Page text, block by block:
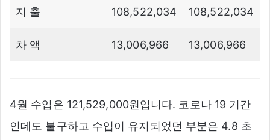
지 출 108,522,034 108,522,034
차 액 13,006,966 13,006,966
4월 수입은 121,529,000원입니다. 코로나 19 기간
인데도 불구하고 수입이 유지되었던 부분은 4.8 초